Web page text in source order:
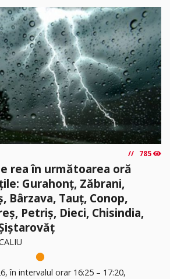
785
rea în următoarea oră
Gurahonț, Zăbrani,
Bârzava, Tauț, Conop,
Petriș, Dieci, Chisindia,
în intervalul orar 16:25 – 17:20,